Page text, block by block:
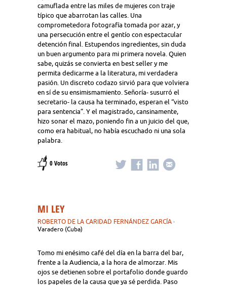
camuflada entre las miles de mujeres con traje
típico que abarrotan las calles. Una
comprometedora fotografía tomada por azar, y
una persecución entre el gentío con espectacular
detención final. Estupendos ingredientes, sin duda
un buen argumento para mi primera novela. Quien
sabe, quizás se convierta en best seller y me
permita dedicarme a la literatura, mi verdadera
pasión. Un discreto codazo sirvió para que volviera
en sí de su ensimismamiento. Señoría- susurró el
secretario- la causa ha terminado, esperan el “visto
para sentencia”. Y el magistrado, cansinamente,
hizo sonar el mazo, poniendo fin a un juicio del que,
como era habitual, no había escuchado ni una sola
palabra.
0 Votos
MI LEY
ROBERTO DE LA CARIDAD FERNÁNDEZ GARCÍA ·
Varadero (Cuba)
Tomo mi enésimo café del día en la barra del bar,
frente a la Audiencia, a la hora de almorzar. Mis
ojos se detienen sobre el portafolio donde guardo
los papeles de la causa que ya sé perdida. Paso